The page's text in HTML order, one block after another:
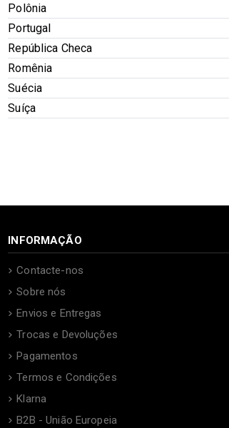
Polônia
Portugal
República Checa
Romênia
Suécia
Suíça
INFORMAÇÃO
Contacte-nos
Sobre nós
Envios e Entregas
Trocas e Devoluções
Pagamentos
Termos e Condições
Klarna
B2B - União Europeia